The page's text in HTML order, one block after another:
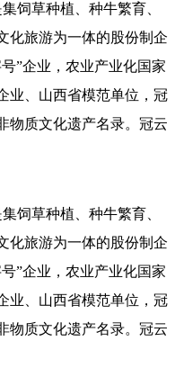
饲草种植、种牛繁育、
化旅游为一体的股份制企
”企业，农业产业化国家
业、山西省模范单位，冠
物质文化遗产名录。冠云
饲草种植、种牛繁育、
化旅游为一体的股份制企
”企业，农业产业化国家
业、山西省模范单位，冠
物质文化遗产名录。冠云